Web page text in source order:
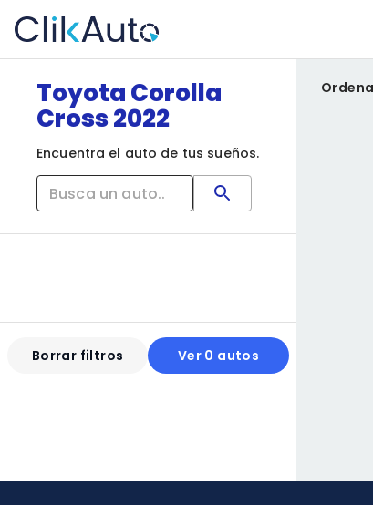
Toyota Corolla
Cross 2022
Encuentra el auto de tus sueños.
Borrar filtros Ver 0 autos